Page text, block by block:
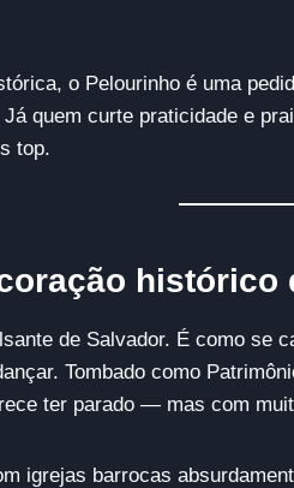
o Pelourinho é uma
quem curte praticidade e
top.
histórico
de Salvador. É como se
Tombado como
ter parado — mas com
igrejas barrocas